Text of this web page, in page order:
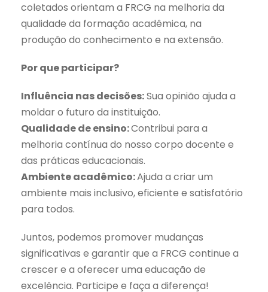
coletados orientam a FRCG na melhoria da
qualidade da formação acadêmica, na
produção do conhecimento e na extensão.
Por que participar?
Influência nas decisões:Sua opinião ajuda a
moldar o futuro da instituição.
Qualidade de ensino:Contribui para a
melhoria contínua do nosso corpo docente e
das práticas educacionais.
Ambiente acadêmico:Ajuda a criar um
ambiente mais inclusivo, eficiente e satisfatório
para todos.
Juntos, podemos promover mudanças
significativas e garantir que a FRCG continue a
crescer e a oferecer uma educação de
excelência. Participe e faça a diferença!